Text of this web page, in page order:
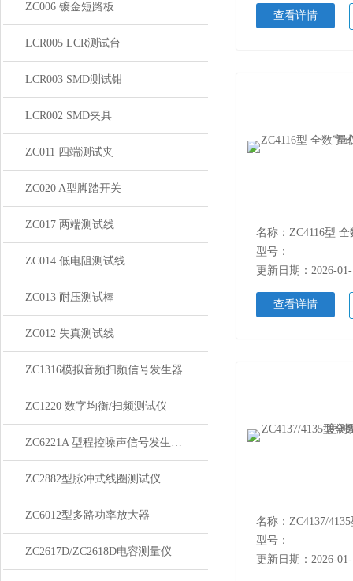
ZC006 镀金短路板
LCR005 LCR测试台
LCR003 SMD测试钳
LCR002 SMD夹具
ZC011 四端测试夹
ZC020 A型脚踏开关
ZC017 两端测试线
ZC014 低电阻测试线
ZC013 耐压测试棒
ZC012 失真测试线
ZC1316模拟音频扫频信号发生器
ZC1220 数字均衡/扫频测试仪
ZC6221A 型程控噪声信号发生器/滤波器
ZC2882型脉冲式线圈测试仪
ZC6012型多路功率放大器
ZC2617D/ZC2618D电容测量仪
查看详情
型号：
更新日期：2026-
查看详情
型号：
更新日期：2026-